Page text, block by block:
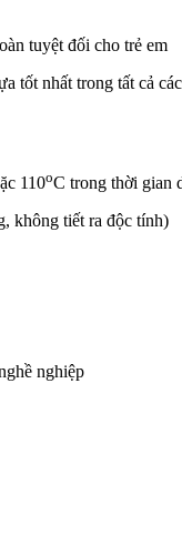
tuyệt đối cho trẻ em
nhất trong tất cả
110oC trong thời gian
không tiết ra độc tính)
nghiệp